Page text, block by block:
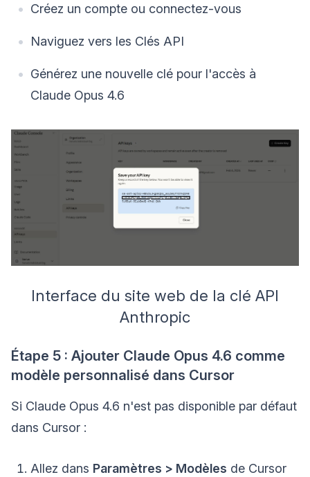
Créez un compte ou connectez-vous
Naviguez vers les Clés API
Générez une nouvelle clé pour l'accès à
Claude Opus 4.6
Interface du site web de la clé API
Anthropic
Étape 5 : Ajouter Claude Opus 4.6 comme
modèle personnalisé dans Cursor
Si Claude Opus 4.6 n'est pas disponible par défaut
dans Cursor :
Allez dans Paramètres > Modèles de Cursor